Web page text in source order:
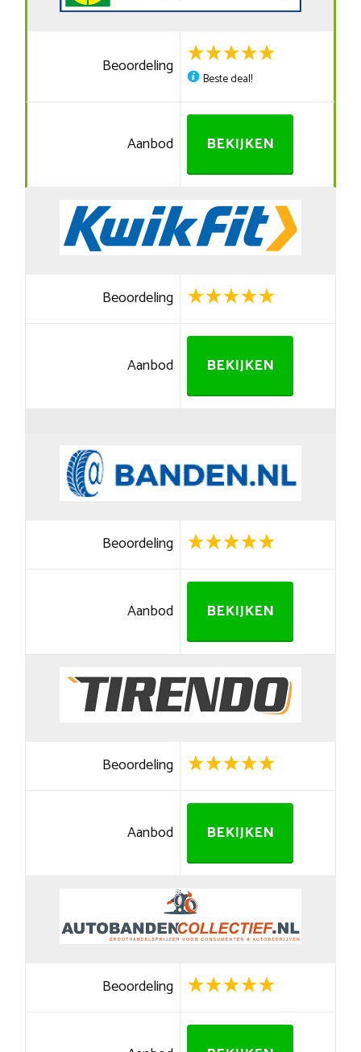
Beoordeling
Beste deal!
Aanbod BEKIJKEN
Beoordeling
Aanbod BEKIJKEN
Beoordeling
Aanbod BEKIJKEN
Beoordeling
Aanbod BEKIJKEN
Beoordeling